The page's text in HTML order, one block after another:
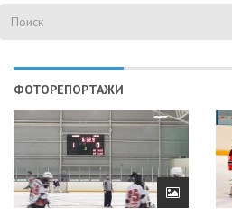
ФОТОРЕПОРТАЖИ